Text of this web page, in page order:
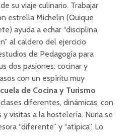
su viaje culinario. Trabajar
estrella Michelin (Quique
ayuda a echar “disciplina,
al caldero del ejercicio
de Pedagogía para
dos pasiones: cocinar y
con un espíritu muy
de Cocina y Turismo
diferentes, dinámicas, con
y visitas a la hostelería. Nuria se
“diferente” y “atípica”. Lo